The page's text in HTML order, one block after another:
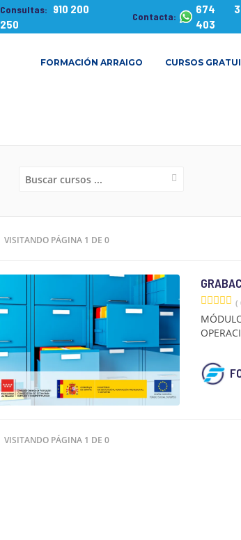
Consultas: 910 200
250
Contacta:
674
403
FORMACIÓN ARRAIGO CURSOS
VISITANDO PÁGINA 1 DE 0
(
VISITANDO PÁGINA 1 DE 0